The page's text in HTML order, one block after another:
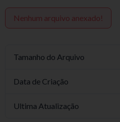
Nenhum arquivo anexado!
Tamanho do Arquivo
Data de Criação
Ultima Atualização